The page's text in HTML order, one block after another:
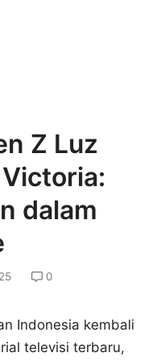
Z Luz
dalam
0
Indonesia kembali
televisi terbaru,